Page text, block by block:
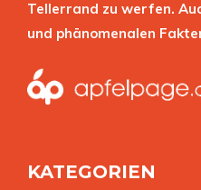
Tellerrand zu werfen.
und phänomenalen
KATEGORIEN